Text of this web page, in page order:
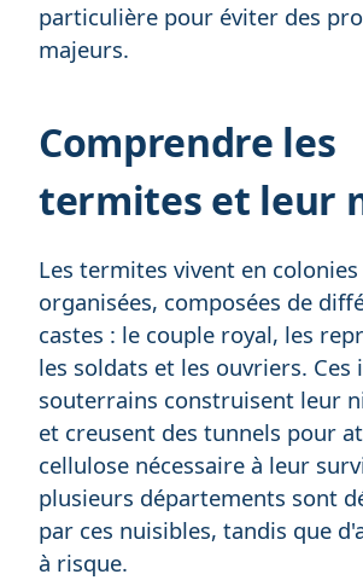
particulière pour éviter des
majeurs.
Comprendre les
termites et leur
Les termites vivent en
organisées, composées de
castes : le couple royal, les
les soldats et les ouvriers. Ces
souterrains construisent leur
et creusent des tunnels pour
cellulose nécessaire à leur
plusieurs départements sont
par ces nuisibles, tandis que
à risque.